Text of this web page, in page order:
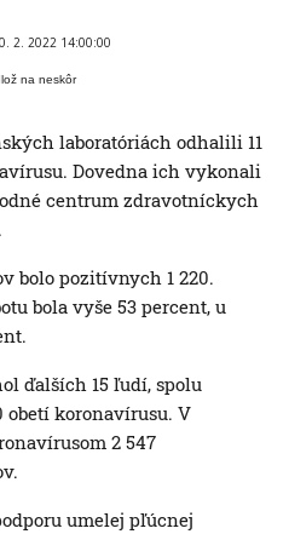
2. 2022 14:00:00
na neskôr
laboratóriách odhalili 11
Dovedna ich vykonali
centrum zdravotníckych
bolo pozitívnych 1 220.
bola vyše 53 percent, u
ďalších 15 ľudí, spolu
obetí koronavírusu. V
2 547
umelej pľúcnej